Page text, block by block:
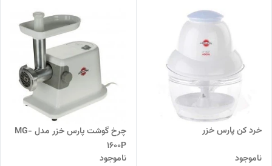
خرد کن پارس خزر
ناموجود
چرخ گوشت پارس خزر مدل MG-
1600P
ناموجود